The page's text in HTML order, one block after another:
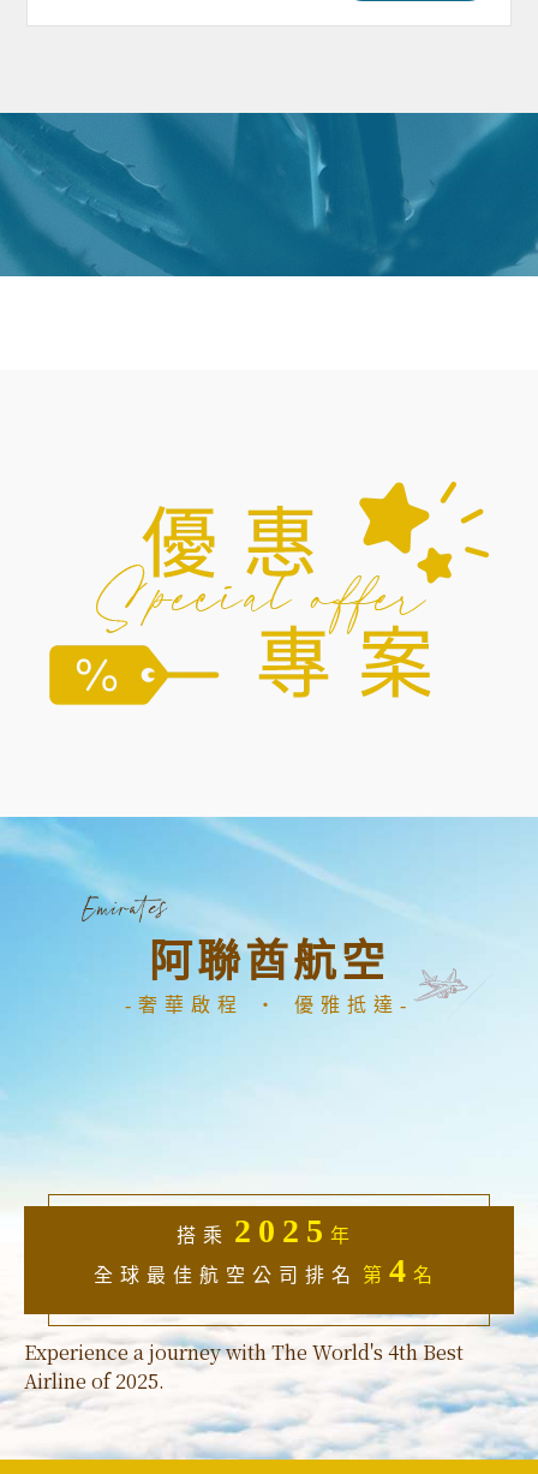
阿聯酋航空
奢華啟程 ‧ 優雅抵達
搭乘 2025 年
全球最佳航空公司排名
第 4 名
Experience a journey with The World's 4th Best
Airline of 2025.